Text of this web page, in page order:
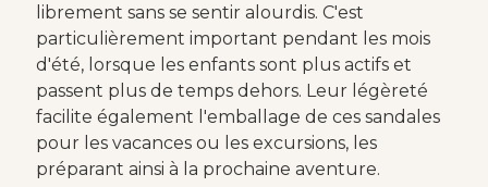
librement sans se sentir alourdis. C'est
particulièrement important pendant les mois
d'été, lorsque les enfants sont plus actifs et
passent plus de temps dehors. Leur légèreté
facilite également l'emballage de ces sandales
pour les vacances ou les excursions, les
préparant ainsi à la prochaine aventure.